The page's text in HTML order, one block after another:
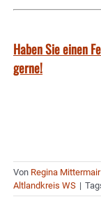
Haben Sie einen
gerne!
Von Regina Mittermair
Altlandkreis WS |